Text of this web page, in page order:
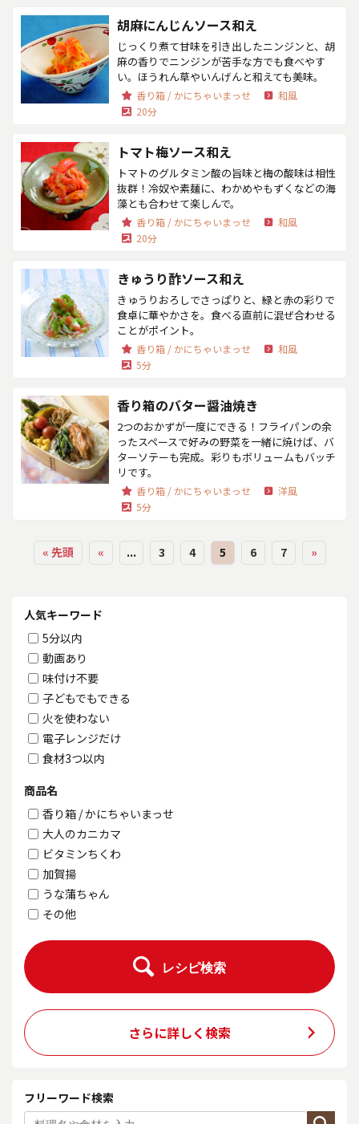
胡麻にんじんソース和え
じっくり煮て甘味を引き出したニンジンと、胡
麻の香りでニンジンが苦手な方でも食べやす
い。ほうれん草やいんげんと和えても美味。
香り箱 / かにちゃいまっせ
和風
20分
トマト梅ソース和え
トマトのグルタミン酸の旨味と梅の酸味は相性
抜群！冷奴や素麺に、わかめやもずくなどの海
藻とも合わせて楽しんで。
香り箱 / かにちゃいまっせ
和風
20分
きゅうり酢ソース和え
きゅうりおろしでさっぱりと、緑と赤の彩りで
食卓に華やかさを。食べる直前に混ぜ合わせる
ことがポイント。
香り箱 / かにちゃいまっせ
和風
5分
香り箱のバター醤油焼き
2つのおかずが一度にできる！フライパンの余
ったスペースで好みの野菜を一緒に焼けば、バ
ターソテーも完成。彩りもボリュームもバッチ
リです。
香り箱 / かにちゃいまっせ
洋風
5分
« 先頭 « ... 3 4 5 6 7 »
人気キーワード
5分以内
動画あり
味付け不要
子どもでもできる
火を使わない
電子レンジだけ
食材3つ以内
商品名
香り箱 / かにちゃいまっせ
大人のカニカマ
ビタミンちくわ
加賀揚
うな蒲ちゃん
その他
レシピ検索
さらに詳しく検索
フリーワード検索